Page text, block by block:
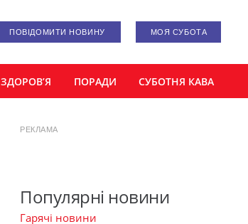
ПОВІДОМИТИ НОВИНУ МОЯ СУБОТА
ЗДОРОВ’Я ПОРАДИ СУБОТНЯ КАВА
РЕКЛАМА
Популярні новини
Гарячі новини